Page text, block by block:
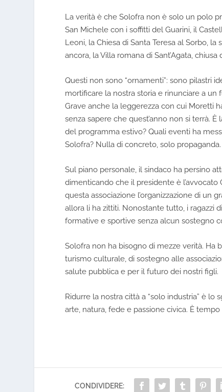
La verità è che Solofra non è solo un polo
San Michele con i soffitti del Guarini, il
Leoni, la Chiesa di Santa Teresa al Sorbo,
ancora, la Villa romana di Sant’Agata,
Questi non sono “ornamenti”: sono pilastri
mortificare la nostra storia e rinunciare a un
Grave anche la leggerezza con cui Moretti
senza sapere che quest’anno non si terrà.
del programma estivo? Quali eventi ha
Solofra? Nulla di concreto, solo propaganda.
Sul piano personale, il sindaco ha persino
dimenticando che il presidente è
questa associazione l’organizzazione di un
allora li ha zittiti. Nonostante tutto, i ragazzi
formative e sportive senza alcun sostegno
Solofra non ha bisogno di mezze verità. Ha
turismo culturale, di sostegno alle
salute pubblica e per il futuro dei nostri figli.
Ridurre la nostra città a “solo industria” è
arte, natura, fede e passione civica. È
CONDIVIDERE: